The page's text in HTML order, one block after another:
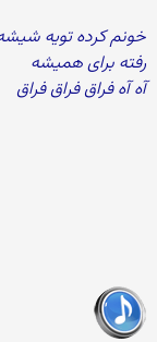
خونم کرده تویه
رفته برای همیشه
آه آه فراق فراق فراق